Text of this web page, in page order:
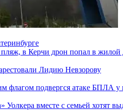
в Керчи дрон попал в жилой
Лидию Невзорову
флагом подвергся атаке БПЛА у
Уолкера вместе с семьей хотят